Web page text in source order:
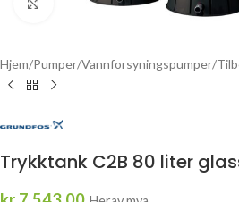
Click to enlarge
Hjem/Pumper/Vannforsyningspumper/
Trykktank C2B 80 liter